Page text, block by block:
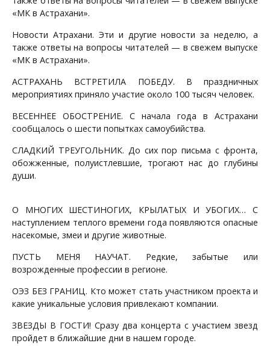
«МК в Астрахани».
Новости Атрахани. Эти и другие новости за неделю, а
также ответы на вопросы читателей — в свежем выпуске
«МК в Астрахани».
АСТРАХАНЬ ВСТРЕТИЛА ПОБЕДУ. В праздничных
мероприятиях приняло участие около 100 тысяч человек.
ВЕСЕННЕЕ ОБОСТРЕНИЕ. С начала года в Астрахани
сообщалось о шести попытках самоубийства.
СЛАДКИЙ ТРЕУГОЛЬНИК. До сих пор письма с фронта,
обожженные, полуистлевшие, трогают нас до глубины
души.
О МНОГИХ ШЕСТИНОГИХ, КРЫЛАТЫХ И УБОГИХ… С
наступлением теплого времени года появляются опасные
насекомые, змеи и другие животные.
ПУСТЬ МЕНЯ НАУЧАТ. Редкие, забытые или
возрожденные профессии в регионе.
ОЭЗ БЕЗ ГРАНИЦ. Кто может стать участником проекта и
какие уникальные условия привлекают компании.
ЗВЕЗДЫ В ГОСТИ! Сразу два концерта с участием звезд
пройдет в ближайшие дни в нашем городе.